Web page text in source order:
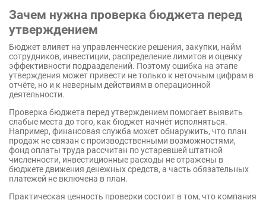
Зачем нужна проверка бюджета перед
утверждением
Бюджет влияет на управленческие решения, закупки, найм
сотрудников, инвестиции, распределение лимитов и оценку
эффективности подразделений. Поэтому ошибка на этапе
утверждения может привести не только к неточным цифрам в
отчёте, но и к неверным действиям в операционной
деятельности.
Проверка бюджета перед утверждением помогает выявить
слабые места до того, как бюджет начнёт исполняться.
Например, финансовая служба может обнаружить, что план
продаж не связан с производственными возможностями,
фонд оплаты труда рассчитан по устаревшей штатной
численности, инвестиционные расходы не отражены в
бюджете движения денежных средств, а часть обязательных
платежей не включена в план.
Практическая ценность проверки состоит в том, что компания